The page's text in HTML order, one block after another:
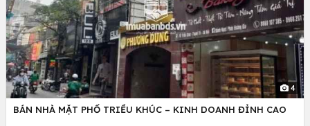
4
BÁN NHÀ MẶT PHỐ TRIỀU KHÚC – KINH DOANH ĐỈNH CAO